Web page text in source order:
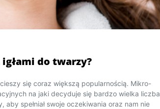
do twarzy?
się coraz większą popularnością. Mikro-
na jaki decyduje się bardzo wielka liczba
spełniał swoje oczekiwania oraz nam nie